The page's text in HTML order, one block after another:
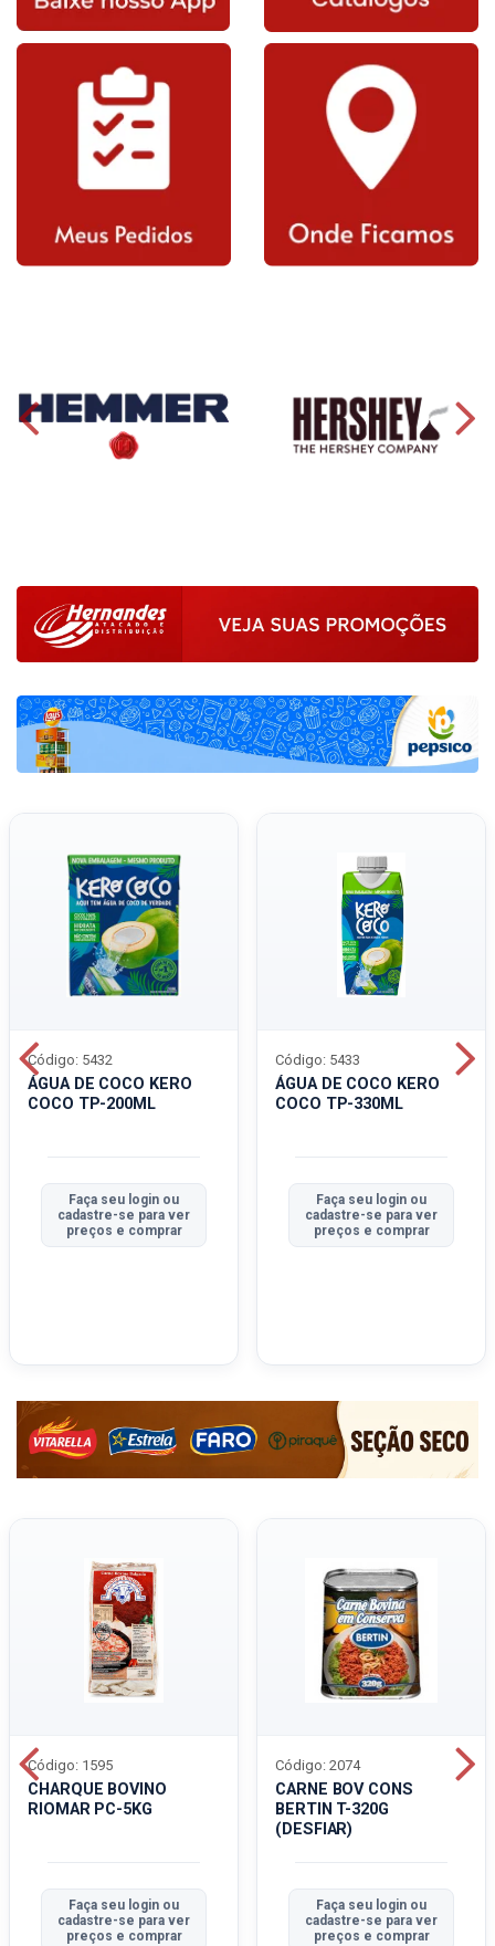
ÁGUA DE COCO KERO
COCO TP-200ML
Código: 5432
Faça seu login ou
cadastre-se para ver
preços e comprar
ÁGUA DE COCO KERO
COCO TP-330ML
Código: 5433
Faça seu login ou
cadastre-se para ver
preços e comprar
CHARQUE BOVINO
RIOMAR PC-5KG
Código: 1595
Faça seu login ou
cadastre-se para ver
preços e comprar
CARNE BOV CONS
BERTIN T-320G
(DESFIAR)
Código: 2074
Faça seu login ou
cadastre-se para ver
preços e comprar